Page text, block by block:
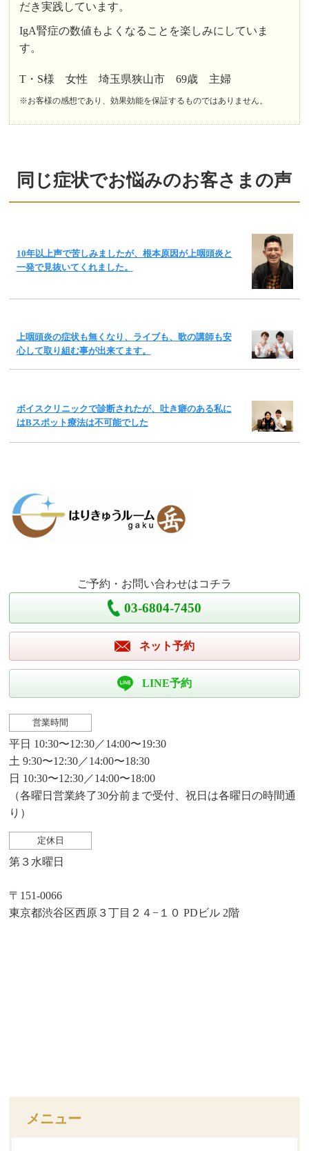
だき実践しています。
IgA腎症の数値もよくなることを楽しみにしていま
す。
T・S様 女性 埼玉県狭山市 69歳 主婦
※お客様の感想であり、効果効能を保証するものではありません。
同じ症状でお悩みのお客さまの声
10年以上声で苦しみましたが、根本原因が上咽頭炎と
一発で見抜いてくれました。
上咽頭炎の症状も無くなり、ライブも、歌の講師も安
心して取り組む事が出来てます。
ボイスクリニックで診断されたが、吐き癖のある私に
はBスポット療法は不可能でした
ご予約・お問い合わせはコチラ
03-6804-7450
ネット予約
LINE予約
営業時間
平日 10:30〜12:30／14:00〜19:30
土 9:30〜12:30／14:00〜18:30
日 10:30〜12:30／14:00〜18:00
（各曜日営業終了30分前まで受付、祝日は各曜日の時間通
り）
定休日
第３水曜日
〒151-0066
東京都渋谷区西原３丁目２４−１０ PDビル 2階
メニュー